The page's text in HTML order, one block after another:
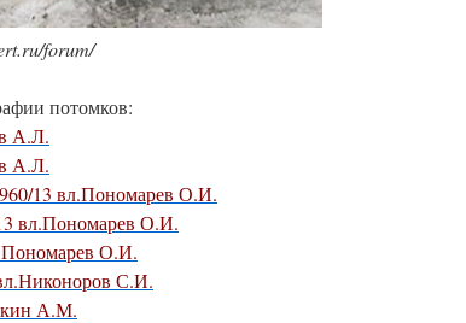
forum/
потомков:
А.Л.
А.Л.
13 вл.Пономарев О.И.
вл.Пономарев О.И.
О.И.
С.И.
А.М.